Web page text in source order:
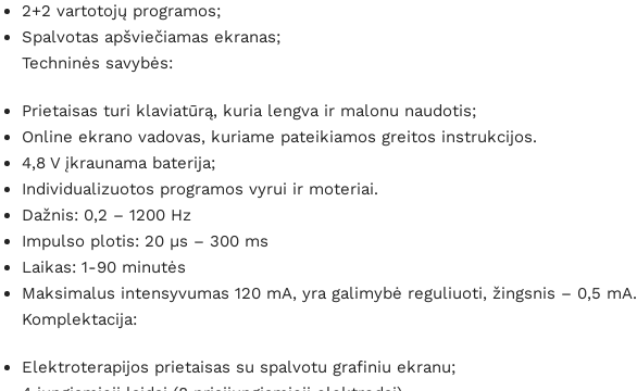
2+2 vartotojų programos;
Spalvotas apšviečiamas ekranas;
Techninės savybės:
Prietaisas turi klaviatūrą, kuria lengva ir malonu naudotis;
Online ekrano vadovas, kuriame pateikiamos greitos instrukcijos.
4,8 V įkraunama baterija;
Individualizuotos programos vyrui ir moteriai.
Dažnis: 0,2 – 1200 Hz
Impulso plotis: 20 µs – 300 ms
Laikas: 1-90 minutės
Maksimalus intensyvumas 120 mA, yra galimybė reguliuoti, žingsnis – 0,5 mA.
Komplektacija:
Elektroterapijos prietaisas su spalvotu grafiniu ekranu;